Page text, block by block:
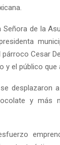
de la
Cesar
y el público que
desplazaron
y más